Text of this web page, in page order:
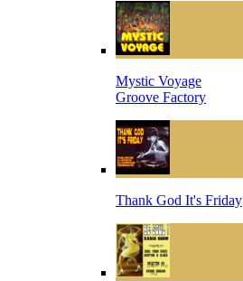
Mystic Voyage
Groove Factory
Thank God It's Friday